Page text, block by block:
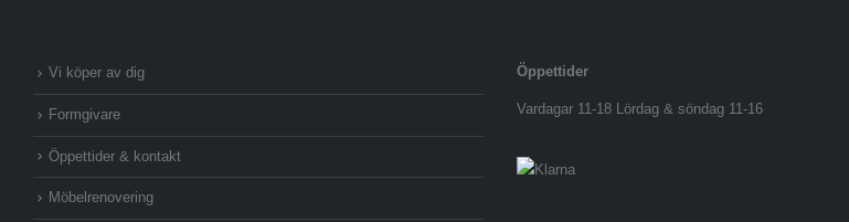
Vi köper av dig
Formgivare
Öppettider & kontakt
Möbelrenovering
Öppettider
Vardagar 11-18 Lördag & söndag 11-16